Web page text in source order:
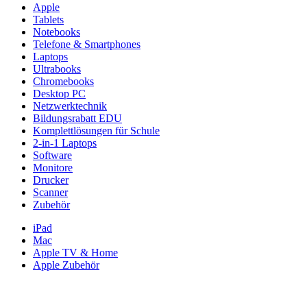
Apple
Tablets
Notebooks
Telefone & Smartphones
Laptops
Ultrabooks
Chromebooks
Desktop PC
Netzwerktechnik
Bildungsrabatt EDU
Komplettlösungen für Schule
2-in-1 Laptops
Software
Monitore
Drucker
Scanner
Zubehör
iPad
Mac
Apple TV & Home
Apple Zubehör